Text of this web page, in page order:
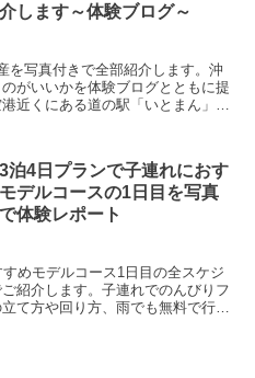
します～体験ブログ～
を写真付きで全部紹介します。沖
がいいかを体験ブログとともに提
近くにある道の駅「いとまん」。
泊4日プランで子連れにおす
デルコースの1日目を写真
体験レポート
めモデルコース1日目の全スケジ
紹介します。子連れでのんびりフ
て方や回り方、雨でも無料で行け